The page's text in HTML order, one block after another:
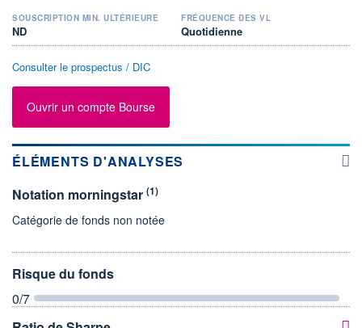
SOUSCRIPTION MIN. ULTÉRIEURE
ND
FRÉQUENCE DES VL
Quotidienne
Consulter le prospectus / DIC
Ouvrir un compte Bourse
ÉLÉMENTS D'ANALYSES
Notation morningstar (1)
Catégorie de fonds non notée
Risque du fonds
0/7